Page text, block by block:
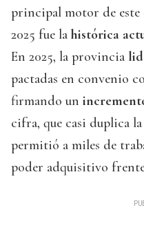
principal motor de este
2025 fue la histórica
En 2025, la provincia
pactadas en convenio
firmando un
cifra, que casi duplica
permitió a miles de
poder adquisitivo